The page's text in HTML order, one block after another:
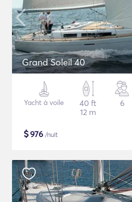
Grand Soleil 40
Yacht à voile
40 ft
12 m
6
$976 /nuit